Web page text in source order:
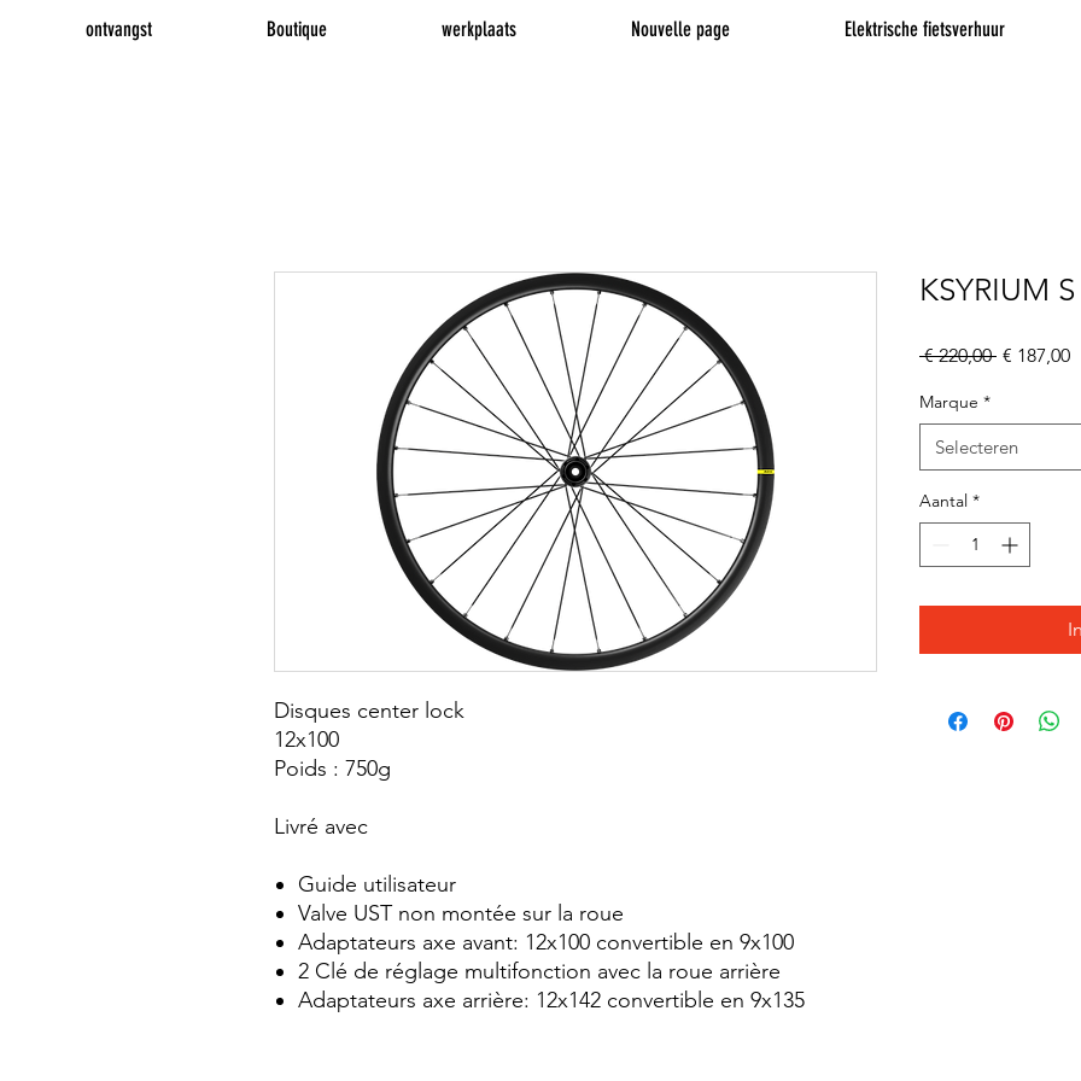
ontvangst Boutique werkplaats Nouvelle page Elektrische fietsverhuur
Disques center lock
12x100
Poids : 750g
Livré avec
Guide utilisateur
Valve UST non montée sur la roue
Adaptateurs axe avant: 12x100 convertible en 9x100
2 Clé de réglage multifonction avec la roue arrière
Adaptateurs axe arrière: 12x142 convertible en 9x135
KSYRIUM
€ 220,00 Normale
€ 187,00
Marque *
Selecteren
Aantal *